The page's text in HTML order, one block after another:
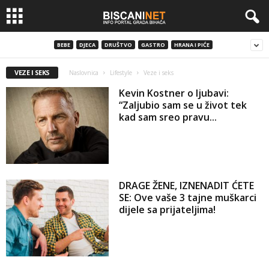
BEBE DJECA DRUŠTVO GASTRO HRANA I PIĆE
VEZE I SEKS Naslovnica Lifestyle Veze i seks
Kevin Kostner o ljubavi:
“Zaljubio sam se u život tek
kad sam sreo pravu...
DRAGE ŽENE, IZNENADIT ĆETE
SE: Ove vaše 3 tajne muškarci
dijele sa prijateljima!